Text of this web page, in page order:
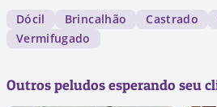
Dócil Brincalhão Castrado
Vermifugado
Outros peludos esperando seu